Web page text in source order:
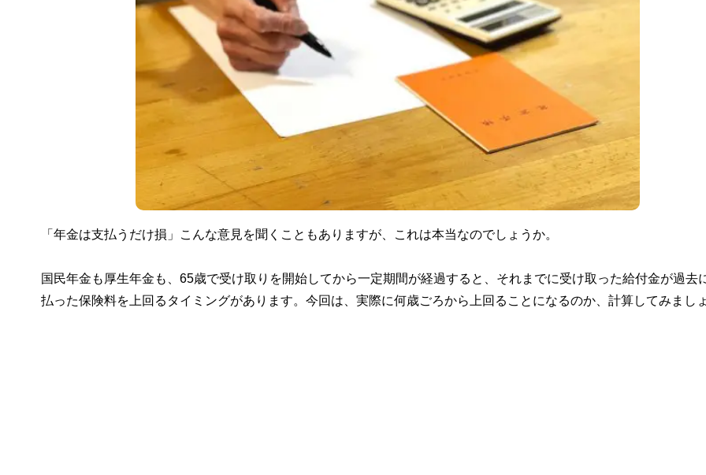
「年金は支払うだけ損」こんな意見を聞くこともありますが、これは本当なのでしょうか。
国民年金も厚生年金も、65歳で受け取りを開始してから一定期間が経過すると、それまでに受け取った給付金が過去
払った保険料を上回るタイミングがあります。今回は、実際に何歳ごろから上回ることになるのか、計算してみましょ